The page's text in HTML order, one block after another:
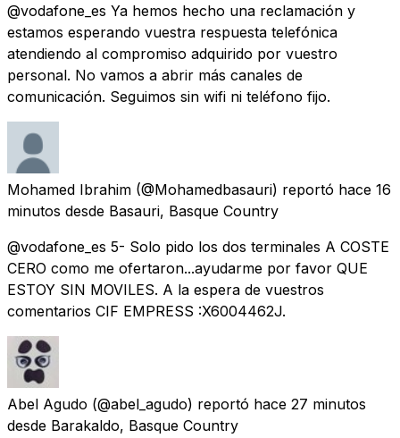
@vodafone_es Ya hemos hecho una reclamación y
estamos esperando vuestra respuesta telefónica
atendiendo al compromiso adquirido por vuestro
personal. No vamos a abrir más canales de
comunicación. Seguimos sin wifi ni teléfono fijo.
Mohamed Ibrahim (@Mohamedbasauri) reportó hace 16
minutos desde Basauri, Basque Country
@vodafone_es 5- Solo pido los dos terminales A COSTE
CERO como me ofertaron...ayudarme por favor QUE
ESTOY SIN MOVILES. A la espera de vuestros
comentarios CIF EMPRESS :X6004462J.
Abel Agudo (@abel_agudo) reportó hace 27 minutos
desde Barakaldo, Basque Country